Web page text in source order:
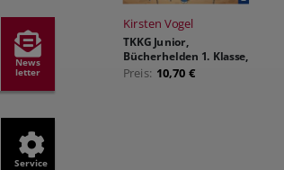
News
letter
Service
Kirsten Vogel
TKKG Junior,
Bücherhelden 1. Klasse,
Verschwundene Dinos
Preis: 10,70 €